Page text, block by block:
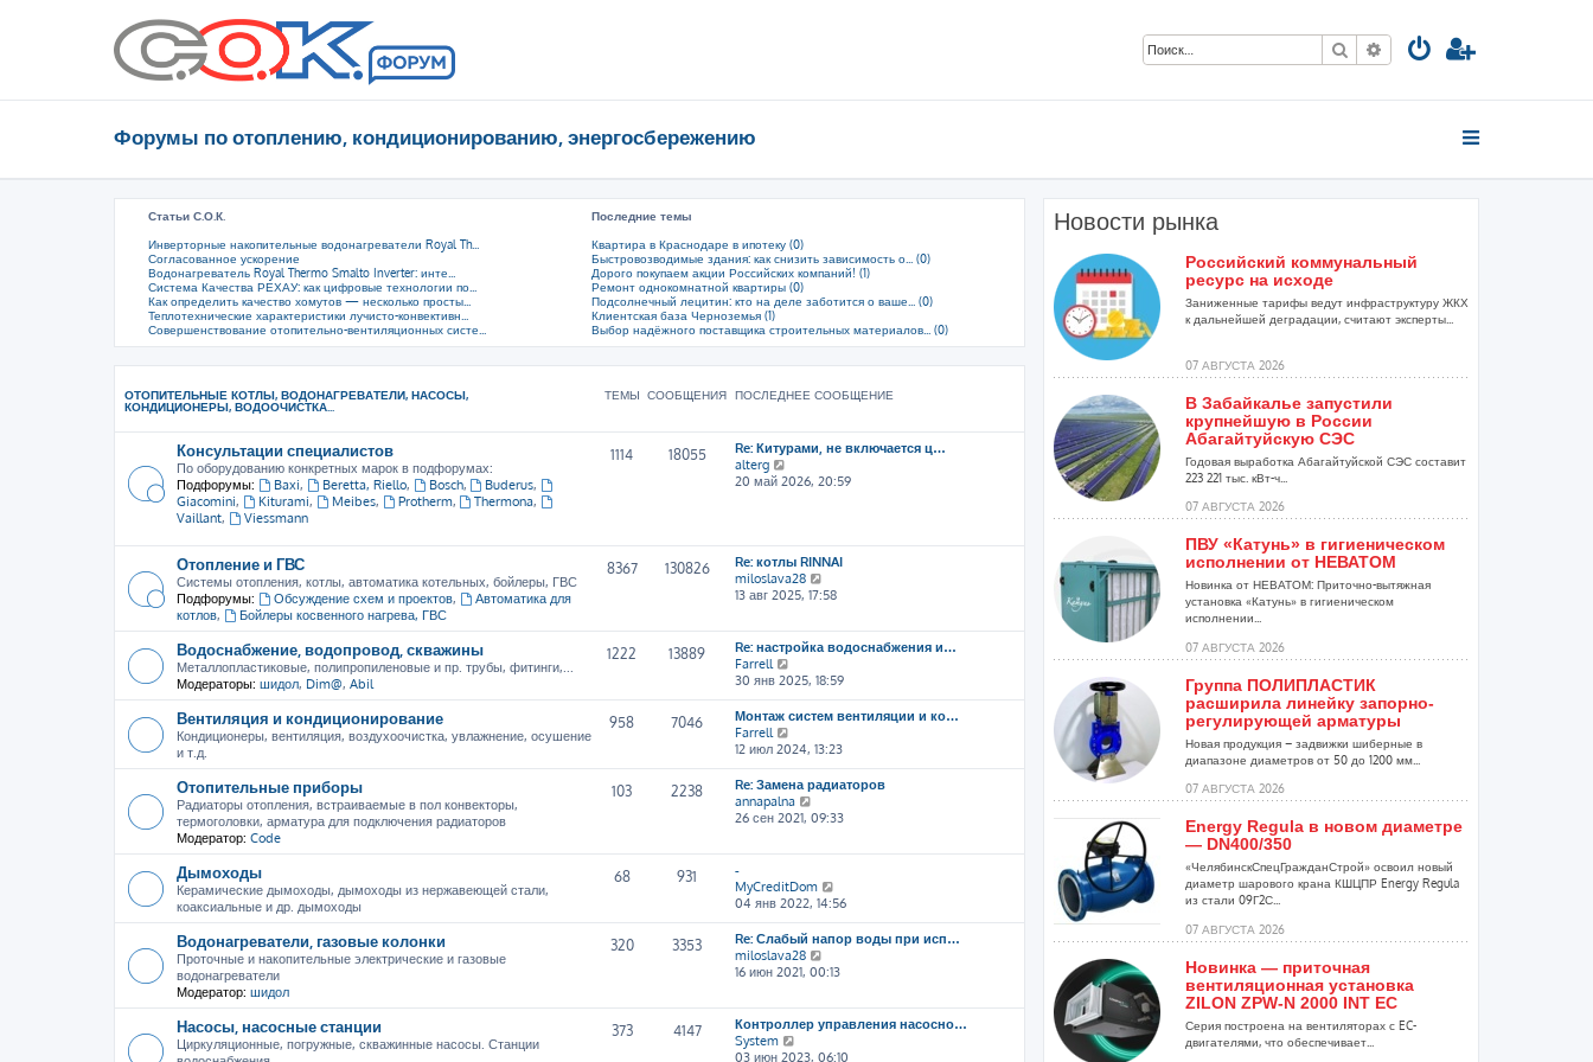
Поиск Расширенный поиск
Форумы по отоплению, кондиционированию, энергосбережению
Статьи С.О.К.
Инверторные накопительные водонагреватели Royal Th...
Согласованное ускорение
Водонагреватель Royal Thermo Smalto Inverter: инте...
Система Качества РЕХАУ: как цифровые технологии по...
Как определить качество хомутов — несколько просты...
Теплотехнические характеристики лучисто-конвективн...
Совершенствование отопительно-вентиляционных систе...
Последние темы
Квартира в Краснодаре в ипотеку (0)
Быстровозводимые здания: как снизить зависимость о... (0)
Дорого покупаем акции Российских компаний! (1)
Ремонт однокомнатной квартиры (0)
Подсолнечный лецитин: кто на деле заботится о ваше... (0)
Клиентская база Черноземья (1)
Выбор надёжного поставщика строительных материалов... (0)
ОТОПИТЕЛЬНЫЕ КОТЛЫ, ВОДОНАГРЕВАТЕЛИ, НАСОСЫ,
КОНДИЦИОНЕРЫ, ВОДООЧИСТКА...
ТЕМЫ СООБЩЕНИЯ ПОСЛЕДНЕЕ СООБЩЕНИЕ
Консультации специалистов
По оборудованию конкретных марок в подфорумах:
Подфорумы:
Baxi, Beretta, Riello, Bosch, Buderus,
Giacomini, Kiturami, Meibes, Protherm, Thermona,
Vaillant, Viessmann
1114 18055
Re: Китурами, не включается ц…
alterg
е
т
и
к
п
с
л
е
д
н
е
м
у
о
о
б
и
ю
20 май 2026, 20:59
Отопление и ГВС
Системы отопления, котлы, автоматика котельных, бойлеры, ГВС
Подфорумы:
Обсуждение схем и проектов,
Автоматика для
котлов, Бойлеры косвенного нагрева, ГВС
8367 130826
Re: котлы RINNAI
miloslava28
е
е
й
и
п
с
д
н
е
у
о
о
б
щ
н
ю
13 авг 2025, 17:58
Водоснабжение, водопровод, скважины
Металлопластиковые, полипропиленовые и пр. трубы, фитинги,...
Модераторы: шидол, Dim@, Abil
1222 13889
Re: настройка водоснабжения и…
Farrell
е
р
е
т
к
п
о
д
н
е
м
у
с
о
б
щ
е
30 янв 2025, 18:59
Вентиляция и кондиционирование
Кондиционеры, вентиляция, воздухоочистка, увлажнение, осушение
и т.д.
958 7046
Монтаж систем вентиляции и ко…
Farrell
е
р
е
й
т
о
с
д
н
е
у
с
о
12 июл 2024, 13:23
Отопительные приборы
Радиаторы отопления, встраиваемые в пол конвекторы,
термоголовки, арматура для подключения радиаторов
Модератор: Code
103 2238
Re: Замена радиаторов
annapalna
е
е
т
и
п
о
с
н
е
26 сен 2021, 09:33
Дымоходы
Керамические дымоходы, дымоходы из нержавеющей стали,
коаксиальные и др. дымоходы
68 931
-
MyCreditDom
е
р
е
т
п
о
с
04 янв 2022, 14:56
Водонагреватели, газовые колонки
Проточные и накопительные электрические и газовые
водонагреватели
Модератор: шидол
320 3353
Re: Слабый напор воды при исп…
miloslava28
е
е
й
и
16 июн 2021, 00:13
Насосы, насосные станции
Циркуляционные, погружные, скважинные насосы. Станции
373 4147
Контроллер управления насосно…
System
е
03 июн 2023, 06:10
Новости рынка
Российский коммунальный
ресурс на исходе
Заниженные тарифы ведут инфраструктуру ЖКХ
к дальнейшей деградации, считают эксперты...
07 АВГУСТА 2026
В Забайкалье запустили
крупнейшую в России
Абагайтуйскую СЭС
Годовая выработка Абагайтуйской СЭС составит
223 221 тыс. кВт-ч...
07 АВГУСТА 2026
ПВУ «Катунь» в гигиеническом
исполнении от НЕВАТОМ
Новинка от НЕВАТОМ: Приточно-вытяжная
установка «Катунь» в гигиеническом
исполнении...
07 АВГУСТА 2026
Группа ПОЛИПЛАСТИК
расширила линейку запорно-
регулирующей арматуры
Новая продукция – задвижки шиберные в
диапазоне диаметров от 50 до 1200 мм...
07 АВГУСТА 2026
Energy Regula в новом диаметре
— DN400/350
«ЧелябинскСпецГражданСтрой» освоил новый
диаметр шарового крана КШЦПР Energy Regula
из стали 09Г2С...
07 АВГУСТА 2026
Новинка — приточная
вентиляционная установка
ZILON ZPW-N 2000 INT EC
Серия построена на вентиляторах с EC-
двигателями, что обеспечивает...